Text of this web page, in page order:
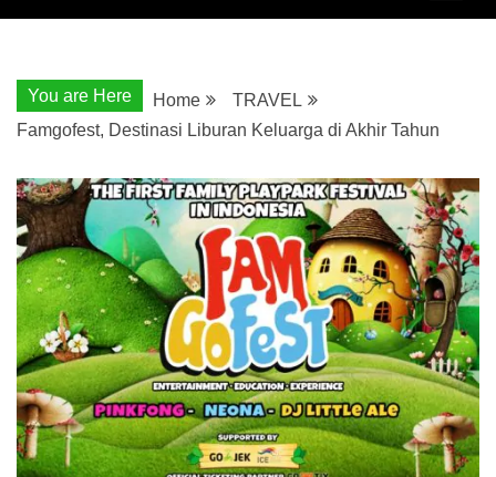
You are Here Home
TRAVEL
Famgofest, Destinasi Liburan Keluarga di Akhir Tahun